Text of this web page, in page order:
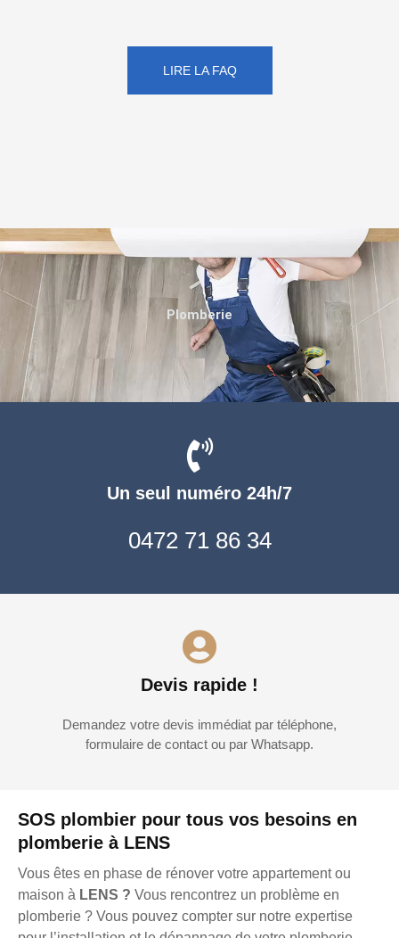
LIRE LA FAQ
SOS plombier pour tous vos besoins en
plomberie à LENS
Vous êtes en phase de rénover votre appartement ou
maison à LENS ? Vous rencontrez un problème en
plomberie ? Vous pouvez compter sur notre expertise
Un seul numéro 24h/7
0472 71 86 34
Devis rapide !
Demandez votre devis immédiat par téléphone,
formulaire de contact ou par Whatsapp.
Plomberie